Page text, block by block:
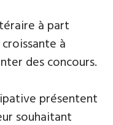
à part
à
des concours.
présentent
souhaitant